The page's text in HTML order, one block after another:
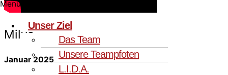
Menü
Unser Ziel
Das Team
Unsere Teampfoten
L.I.D.A.
Milva
Januar 2025